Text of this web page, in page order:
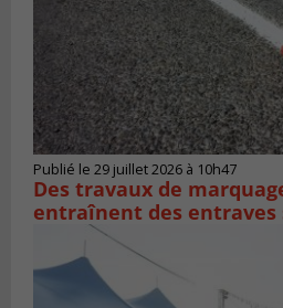
Publié le 29 juillet 2026 à 10h47
Des travaux de
entraînent des entraves